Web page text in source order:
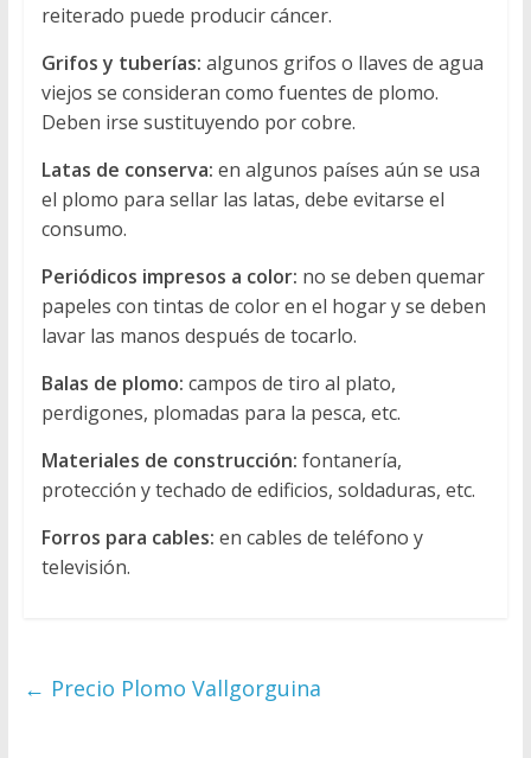
reiterado puede producir cáncer.
Grifos y tuberías: algunos grifos o llaves de agua
viejos se consideran como fuentes de plomo.
Deben irse sustituyendo por cobre.
Latas de conserva: en algunos países aún se usa
el plomo para sellar las latas, debe evitarse el
consumo.
Periódicos impresos a color: no se deben quemar
papeles con tintas de color en el hogar y se deben
lavar las manos después de tocarlo.
Balas de plomo: campos de tiro al plato,
perdigones, plomadas para la pesca, etc.
Materiales de construcción: fontanería,
protección y techado de edificios, soldaduras, etc.
Forros para cables: en cables de teléfono y
televisión.
← Precio Plomo Vallgorguina